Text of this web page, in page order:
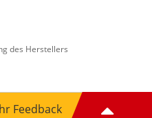
des Herstellers
Feedback